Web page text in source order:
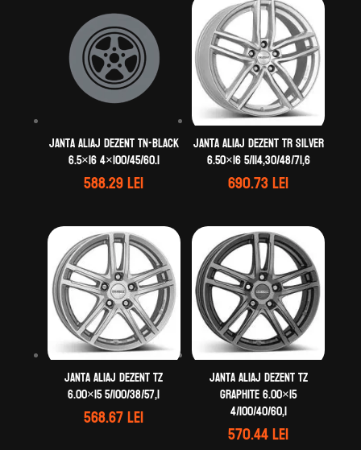
Janta aliaj DEZENT TN-black
6.5×16 4×100/45/60.1
588.29lei
Janta aliaj DEZENT TR silver
6.50×16 5/114,30/48/71,6
690.73lei
Janta aliaj DEZENT TZ
6.00×15 5/100/38/57,1
568.67lei
Janta aliaj DEZENT TZ
graphite 6.00×15
4/100/40/60,1
570.44lei